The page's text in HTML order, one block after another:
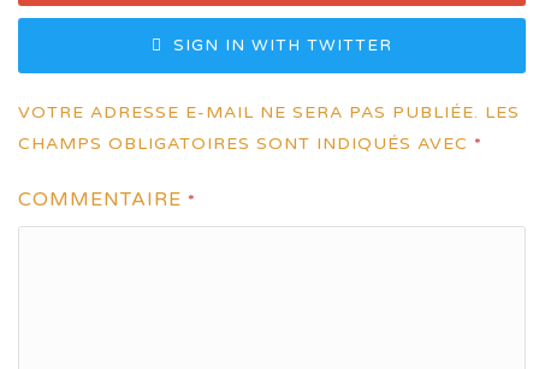
SIGN IN WITH TWITTER
VOTRE ADRESSE E-MAIL NE SERA PAS PUBLIÉE. LES
CHAMPS OBLIGATOIRES SONT INDIQUÉS AVEC *
COMMENTAIRE *